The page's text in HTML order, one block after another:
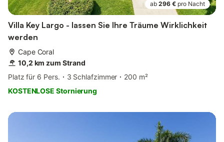
ab 296 € pro Nacht
Villa Key Largo - lassen Sie Ihre Träume Wirklichkeit
werden
Cape Coral
10,2 km zum Strand
Platz für 6 Pers.
3 Schlafzimmer
200 m²
KOSTENLOSE Stornierung